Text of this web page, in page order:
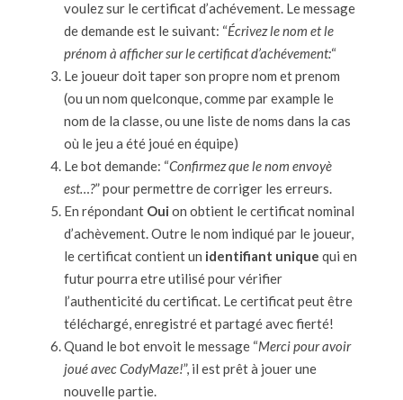
voulez sur le certificat d’achévement. Le message
de demande est le suivant: “Écrivez le nom et le
prénom à afficher sur le certificat d’achévement:“
Le joueur doit taper son propre nom et prenom
(ou un nom quelconque, comme par example le
nom de la classe, ou une liste de noms dans la cas
où le jeu a été joué en équipe)
Le bot demande: “Confirmez que le nom envoyè
est…?” pour permettre de corriger les erreurs.
En répondant Oui on obtient le certificat nominal
d’achèvement. Outre le nom indiqué par le joueur,
le certificat contient un identifiant unique qui en
futur pourra etre utilisé pour vérifier
l’authenticité du certificat. Le certificat peut être
téléchargé, enregistré et partagé avec fierté!
Quand le bot envoit le message “Merci pour avoir
joué avec CodyMaze!”, il est prêt à jouer une
nouvelle partie.